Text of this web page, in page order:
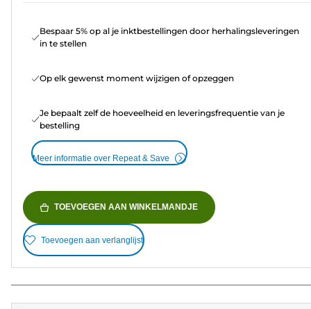
Bespaar 5% op al je inktbestellingen door herhalingsleveringen
in te stellen
Op elk gewenst moment wijzigen of opzeggen
Je bepaalt zelf de hoeveelheid en leveringsfrequentie van je
bestelling
Meer informatie over Repeat & Save
TOEVOEGEN AAN WINKELMANDJE
Toevoegen aan verlanglijst